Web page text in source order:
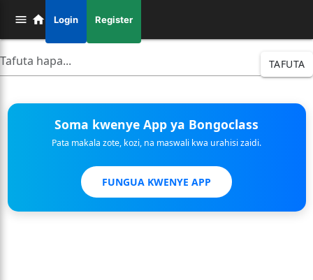
Login Register
TAFUTA
Soma kwenye App ya Bongoclass
Pata makala zote, kozi, na maswali kwa urahisi zaidi.
FUNGUA KWENYE APP